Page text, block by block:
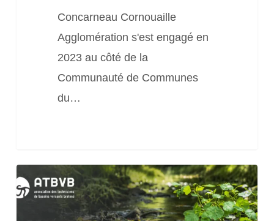
Concarneau Cornouaille
Agglomération s'est engagé en
2023 au côté de la
Communauté de Communes
du…
(Episode
4)